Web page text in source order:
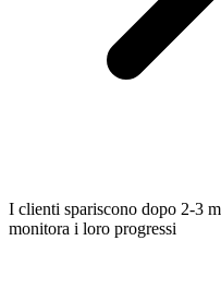
I clienti spariscono dopo 2-3
monitora i loro progressi